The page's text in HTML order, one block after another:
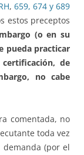
, 659, 674 y 689
estos preceptos
(o en su
pueda practicar
de
no cabe
comentada, no
toda vez
(por el